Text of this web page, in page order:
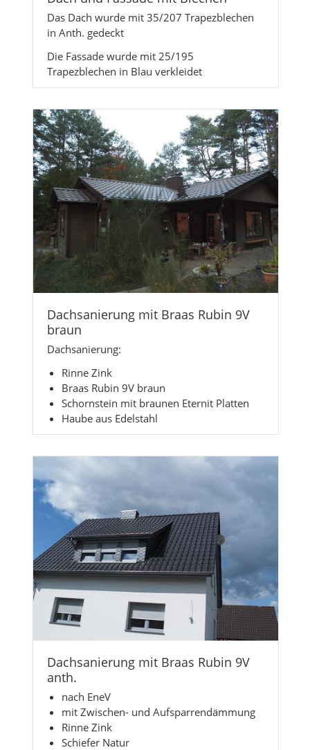
Das Dach wurde mit 35/207 Trapezblechen
in Anth. gedeckt
Die Fassade wurde mit 25/195
Trapezblechen in Blau verkleidet
Dachsanierung mit Braas Rubin 9V
braun
Dachsanierung:
Rinne Zink
Braas Rubin 9V braun
Schornstein mit braunen Eternit Platten
Haube aus Edelstahl
Dachsanierung mit Braas Rubin 9V
anth.
nach EneV
mit Zwischen- und Aufsparrendämmung
Rinne Zink
Schiefer Natur